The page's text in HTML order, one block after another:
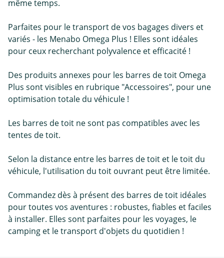
même temps.
Parfaites pour le transport de vos bagages divers et
variés - les Menabo Omega Plus ! Elles sont idéales
pour ceux recherchant polyvalence et efficacité !
Des produits annexes pour les barres de toit Omega
Plus sont visibles en rubrique "Accessoires", pour une
optimisation totale du véhicule !
Les barres de toit ne sont pas compatibles avec les
tentes de toit.
Selon la distance entre les barres de toit et le toit du
véhicule, l'utilisation du toit ouvrant peut être limitée.
Commandez dès à présent des barres de toit idéales
pour toutes vos aventures : robustes, fiables et faciles
à installer. Elles sont parfaites pour les voyages, le
camping et le transport d'objets du quotidien !